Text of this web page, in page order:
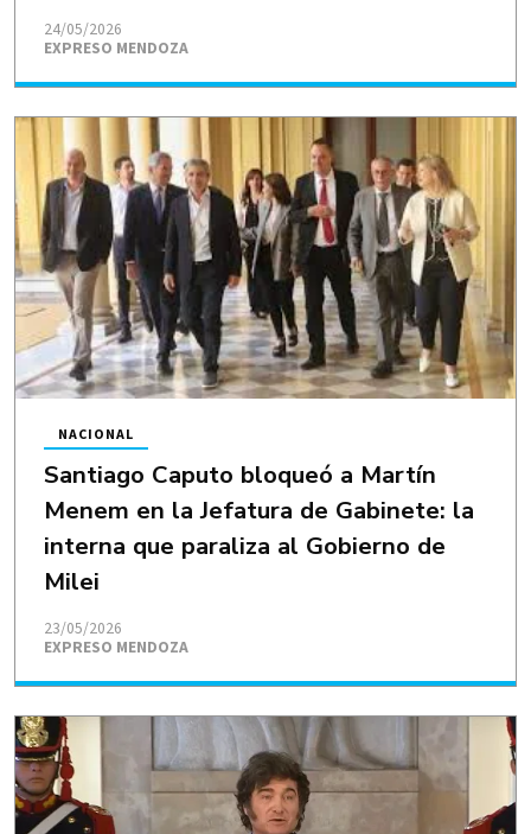
EXPRESO MENDOZA
24/05/2026
Santiago Caputo bloqueó a Martín
Menem en la Jefatura de Gabinete: la
interna que paraliza al Gobierno de
Milei
EXPRESO MENDOZA
NACIONAL
23/05/2026